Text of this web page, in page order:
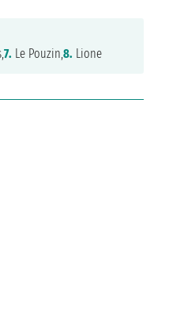
7. Le Pouzin,8. Lione